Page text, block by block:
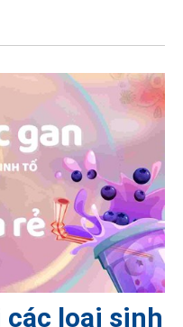
loại sinh